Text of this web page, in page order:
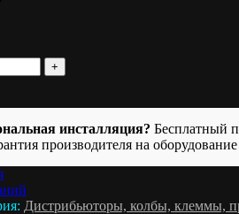
инсталляция? Бесплатный
производителя на
Дистрибьюторы, колбы, клеммы,